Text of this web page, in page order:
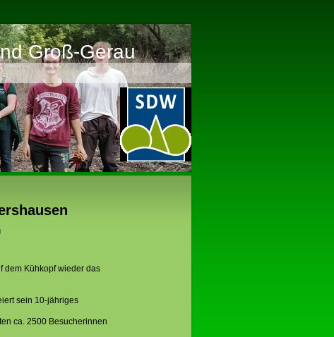
Groß-Gerau
dem Kühkopf wieder das
sein 10-jähriges
ca. 2500 Besucherinnen